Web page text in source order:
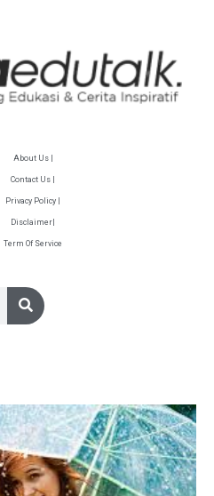
About Us |
Contact Us |
Privacy Policy |
Disclaimer|
Term Of Service